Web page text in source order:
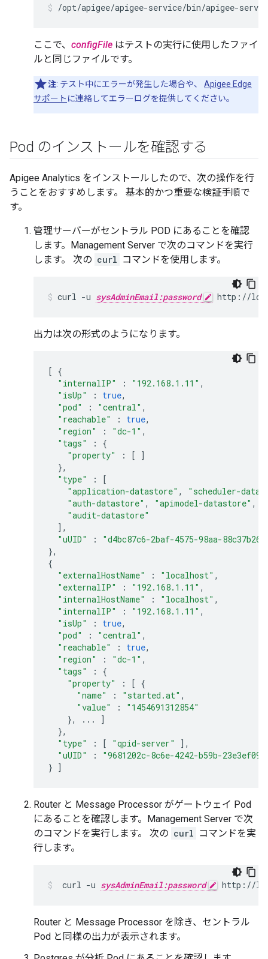
/opt/apigee/apigee-service/bin/apigee-
ここで、 configFile はテストの実行に使用したファイ
ルと同じファイルです。
注: テスト中にエラーが発生した場合や、 Apigee Edge
サポート に連絡してエラーログを提供してください。
Pod のインストールを確認する
Apigee Analytics をインストールしたので、次の操作を行
うことをおすすめします。 基本的かつ重要な検証手順で
す。
管理サーバーがセントラル POD にあることを確認
します。Management Server で次のコマンドを実行
します。 次の curl コマンドを使用します。
curl -u sysAdminEmail:password http://
出力は次の形式のようになります。
[ {
"internalIP"
: "192.168.1.11" ,
"isUp"
: true,
"pod"
: "central" ,
"reachable"
: true,
"region"
: "dc-1" ,
"tags"
:
{
"property"
: [
]
},
"type"
:
[
"application-datastore" ,
"scheduler-
"auth-datastore" , "apimodel-datastore" ,
"audit-datastore"
],
"uUID"
:
"d4bc87c6-2baf-4575-98aa-
},
{
"externalHostName"
: "localhost" ,
"externalIP"
: "192.168.1.11" ,
"internalHostName"
: "localhost" ,
"internalIP"
: "192.168.1.11" ,
"isUp"
: true,
"pod"
: "central" ,
"reachable"
: true,
"region"
: "dc-1" ,
"tags"
:
{
"property"
: [ {
"name"
: "started.at" ,
"value"
:
"1454691312854"
},
...
]
},
"type"
: [ "qpid-server"
],
"uUID"
:
"9681202c-8c6e-4242-b59b-
} ]
Router と Message Processor がゲートウェイ Pod
にあることを確認します。Management Server で次
のコマンドを実行します。 次の curl コマンドを実
行します。
curl -u sysAdminEmail:password http://
Router と Message Processor を除き、セントラル
Pod と同様の出力が表示されます。